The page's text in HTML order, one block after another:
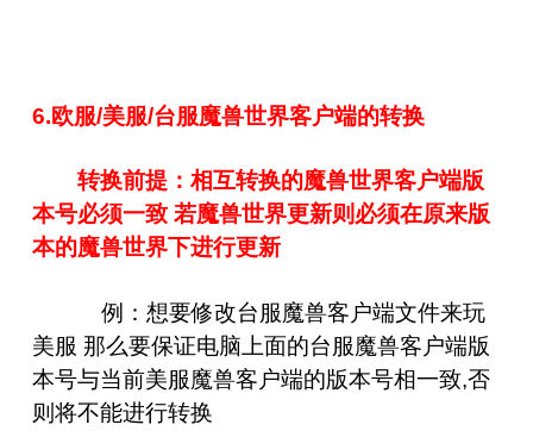
6.欧服/美服/台服魔兽世界客户端的转换
转换前提：相互转换的魔兽世界客户端版
本号必须一致 若魔兽世界更新则必须在原来版
本的魔兽世界下进行更新
例：想要修改台服魔兽客户端文件来玩
美服 那么要保证电脑上面的台服魔兽客户端版
本号与当前美服魔兽客户端的版本号相一致,否
则将不能进行转换